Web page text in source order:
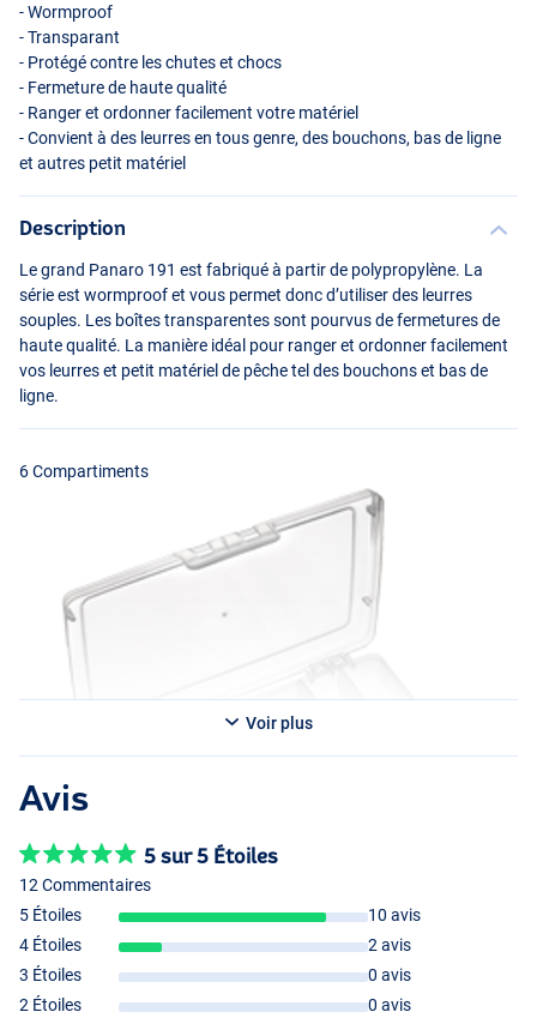
- Wormproof
- Transparant
- Protégé contre les chutes et chocs
- Fermeture de haute qualité
- Ranger et ordonner facilement votre matériel
- Convient à des leurres en tous genre, des bouchons, bas de ligne
et autres petit matériel
Description
Le grand Panaro 191 est fabriqué à partir de polypropylène. La
série est wormproof et vous permet donc d’utiliser des leurres
souples. Les boîtes transparentes sont pourvus de fermetures de
haute qualité. La manière idéal pour ranger et ordonner facilement
vos leurres et petit matériel de pêche tel des bouchons et bas de
ligne.
6 Compartiments
1 Compartiment
Voir plus
Avis
5 sur 5 Étoiles
12 Commentaires
5 Étoiles
10 avis
4 Étoiles
2 avis
3 Étoiles
0 avis
2 Étoiles
0 avis